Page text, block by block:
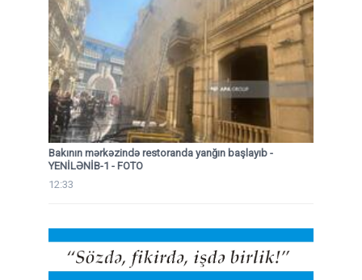
Bakının mərkəzində restoranda yanğın başlayıb -
YENİLƏNİB-1 - FOTO
12:33